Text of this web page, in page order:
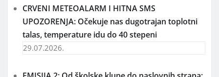
CRVENI METEOALARM I HITNA SMS
UPOZORENJA: Očekuje nas dugotrajan toplotni
talas, temperature idu do 40 stepeni
29.07.2026.